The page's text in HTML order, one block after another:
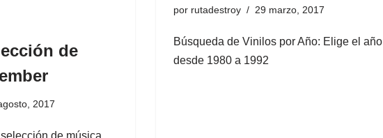
de
2017
por rutadestroy 29 marzo, 2017
Búsqueda de Vinilos por Año: Elige el año
desde 1980 a 1992